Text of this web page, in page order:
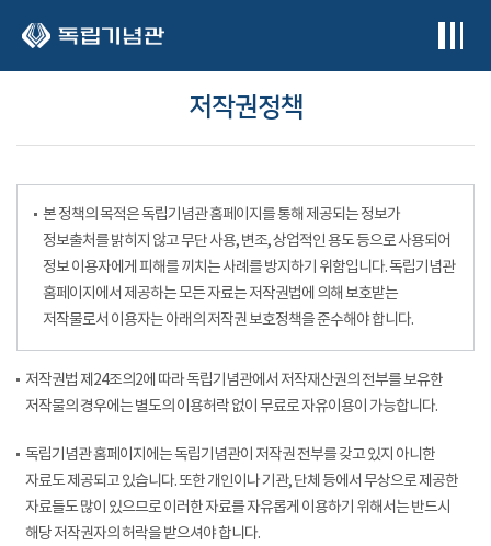
저작권정책
본 정책의 목적은 독립기념관 홈페이지를 통해 제공되는 정보가
정보출처를 밝히지 않고 무단 사용, 변조, 상업적인 용도 등으로 사용되어
정보 이용자에게 피해를 끼치는 사례를 방지하기 위함입니다. 독립기념관
홈페이지에서 제공하는 모든 자료는 저작권법에 의해 보호받는
저작물로서 이용자는 아래의 저작권 보호정책을 준수해야 합니다.
저작권법 제24조의2에 따라 독립기념관에서 저작재산권의 전부를 보유한
저작물의 경우에는 별도의 이용허락 없이 무료로 자유이용이 가능합니다.
독립기념관 홈페이지에는 독립기념관이 저작권 전부를 갖고 있지 아니한
자료도 제공되고 있습니다. 또한 개인이나 기관, 단체 등에서 무상으로 제공한
자료들도 많이 있으므로 이러한 자료를 자유롭게 이용하기 위해서는 반드시
해당 저작권자의 허락을 받으셔야 합니다.